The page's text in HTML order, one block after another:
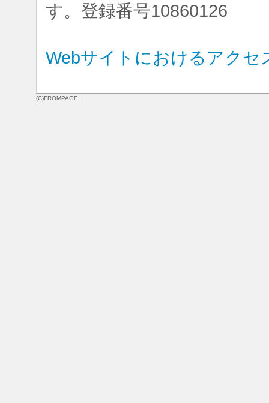
す。登録番号10860126
Webサイトにおけるアクセ
(C)FROMPAGE